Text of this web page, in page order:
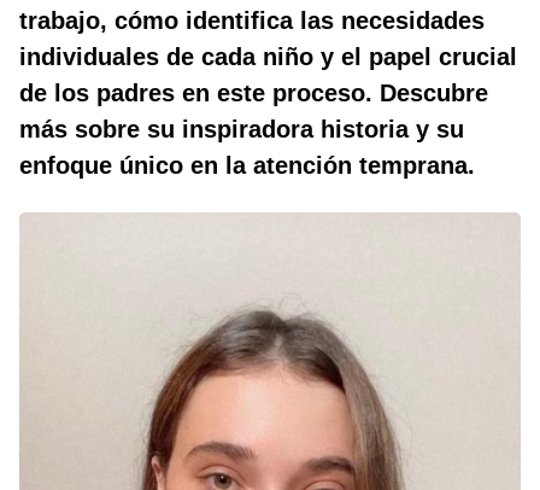
trabajo, cómo identifica las necesidades
individuales de cada niño y el papel crucial
de los padres en este proceso. Descubre
más sobre su inspiradora historia y su
enfoque único en la atención temprana.